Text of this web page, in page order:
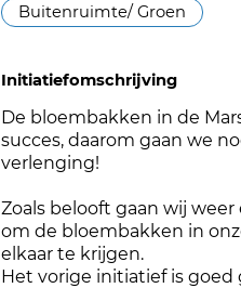
Buitenruimte/ Groen
Initiatiefomschrijving
De bloembakken in de
succes, daarom gaan we
verlenging!
Zoals belooft gaan wij
om de bloembakken in
elkaar te krijgen.
Het vorige initiatief is